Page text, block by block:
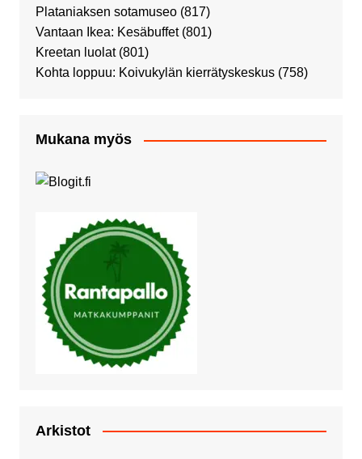
Plataniaksen sotamuseo (817)
Vantaan Ikea: Kesäbuffet (801)
Kreetan luolat (801)
Kohta loppuu: Koivukylän kierrätyskeskus (758)
Mukana myös
Arkistot